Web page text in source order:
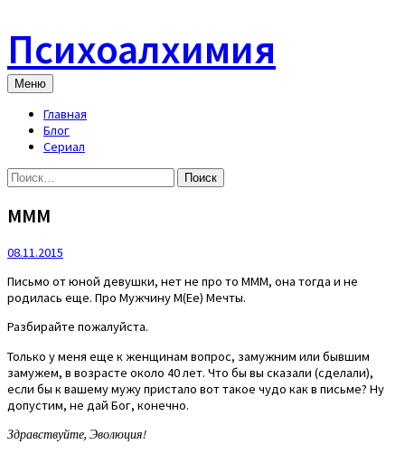
content
Психоалхимия
Меню
Главная
Блог
Сериал
Найти:
МММ
08.11.2015
Письмо от юной девушки, нет не про то МММ, она тогда и не
родилась еще. Про Мужчину М(Ее) Мечты.
Разбирайте пожалуйста.
Только у меня еще к женщинам вопрос, замужним или бывшим
замужем, в возрасте около 40 лет. Что бы вы сказали (сделали),
если бы к вашему мужу пристало вот такое чудо как в письме? Ну
допустим, не дай Бог, конечно.
Здравствуйте, Эволюция!